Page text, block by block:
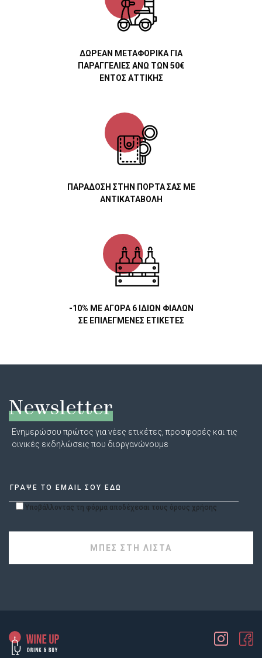
ΔΩΡΕΑΝ ΜΕΤΑΦΟΡΙΚΑ ΓΙΑ
ΠΑΡΑΓΓΕΛΙΕΣ ΑΝΩ ΤΩΝ 50€
ΕΝΤΟΣ ΑΤΤΙΚΗΣ
ΠΑΡΑΔΟΣΗ ΣΤΗΝ ΠΟΡΤΑ ΣΑΣ ΜΕ
ΑΝΤΙΚΑΤΑΒΟΛΗ
-10% ΜΕ ΑΓΟΡΑ 6 ΙΔΙΩΝ ΦΙΑΛΩΝ
ΣΕ ΕΠΙΛΕΓΜΕΝΕΣ ΕΤΙΚΕΤΕΣ
Newsletter
Ενημερώσου πρώτος για νέες ετικέτες, προσφορές και τις
οινικές εκδηλώσεις που διοργανώνουμε
Υποβάλλοντας τη φόρμα αποδέχεσαι τους όρους χρήσης